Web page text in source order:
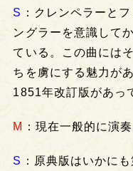
S ：クレンペラーと
ングラーを意識して
ている。この曲には
ちを虜にする魅力が
1851年改訂版があっ
M ：現在一般的に演
S ：原典版はいかに